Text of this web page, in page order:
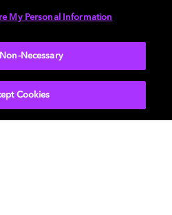
al máximo en sus
My Personal Information
Non-Necessary
Cookies